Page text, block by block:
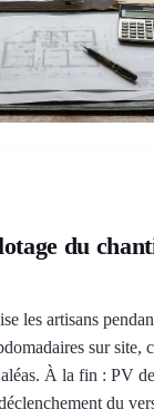
du
les artisans
sur site,
À la fin : PV
du